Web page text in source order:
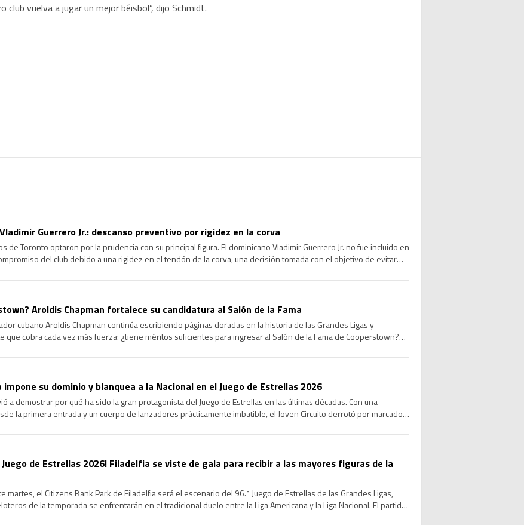
club vuelva a jugar un mejor béisbol”, dijo Schmidt.
Guerrero Jr.: descanso preventivo por rigidez en la corva
de Toronto optaron por la prudencia con su principal figura. El dominicano Vladimir Guerrero Jr. no fue incluido en
del club debido a una rigidez en el tendón de la corva, una decisión tomada con el objetivo de evitar
Aroldis Chapman fortalece su candidatura al Salón de la Fama
cubano Aroldis Chapman continúa escribiendo páginas doradas en la historia de las Grandes Ligas y
que cobra cada vez más fuerza: ¿tiene méritos suficientes para ingresar al Salón de la Fama de Cooperstown?
impone su dominio y blanquea a la Nacional en el Juego de Estrellas 2026
a demostrar por qué ha sido la gran protagonista del Juego de Estrellas en las últimas décadas. Con una
la primera entrada y un cuerpo de lanzadores prácticamente imbatible, el Joven Circuito derrotó por marcador
Juego de Estrellas 2026! Filadelfia se viste de gala para recibir a las mayores figuras de la
martes, el Citizens Bank Park de Filadelfia será el escenario del 96.º Juego de Estrellas de las Grandes Ligas,
de la temporada se enfrentarán en el tradicional duelo entre la Liga Americana y la Liga Nacional. El partido